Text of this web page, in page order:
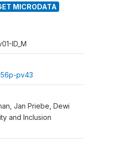
MICRODATA
ID_M
pv43
Jan Priebe, Dewi
and Inclusion